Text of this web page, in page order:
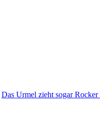
Das Urmel zieht sogar Rocker